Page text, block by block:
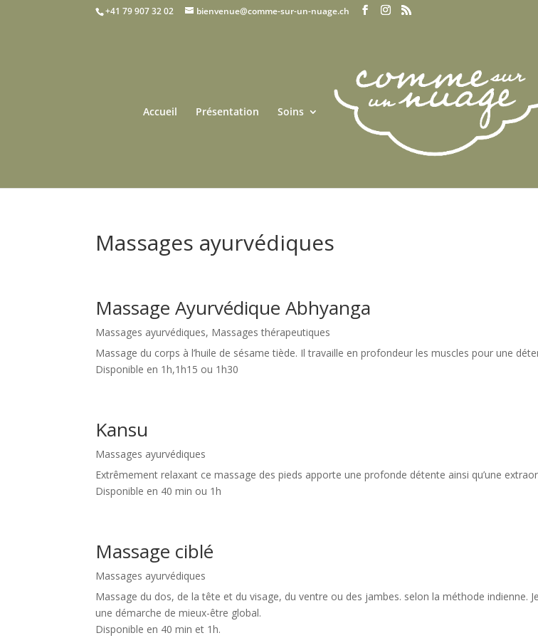
+41 79 907 32 02 bienvenue@comme-sur-un-nuage.ch
Accueil Présentation Soins
Massages ayurvédiques
Massage Ayurvédique Abhyanga
Massages ayurvédiques, Massages thérapeutiques
Massage du corps à l’huile de sésame tiède. Il travaille en profondeur les muscles pour une
Disponible en 1h,1h15 ou 1h30
Kansu
Massages ayurvédiques
Extrêmement relaxant ce massage des pieds apporte une profonde détente ainsi qu’une
Disponible en 40 min ou 1h
Massage ciblé
Massages ayurvédiques
Massage du dos, de la tête et du visage, du ventre ou des jambes. selon la méthode indienne.
une démarche de mieux-être global.
Disponible en 40 min et 1h.